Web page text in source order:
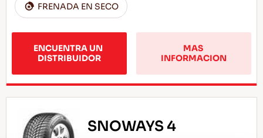
FRENADA EN SECO
ENCUENTRA UN
DISTRIBUIDOR
MAS
INFORMACION
SNOWAYS 4